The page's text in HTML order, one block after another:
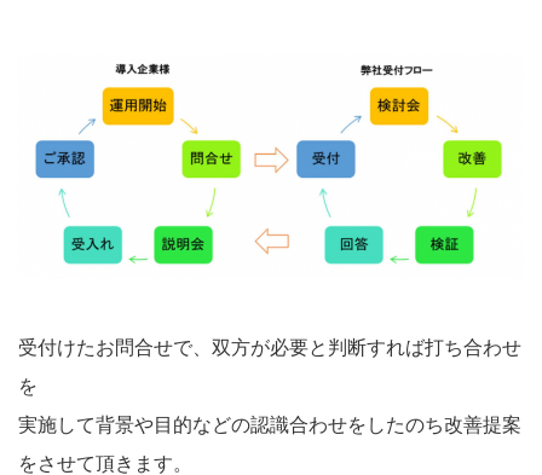
受付けたお問合せで、双方が必要と判断すれば打ち合わせ
を
実施して背景や目的などの認識合わせをしたのち改善提案
をさせて頂きます。